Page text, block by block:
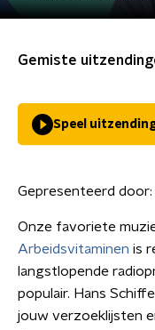
Gemiste
Speel
Gepresenteerd door:
Onze favoriete
Arbeidsvitaminen is
langstlopende
populair. Hans
jouw verzoeklijsten